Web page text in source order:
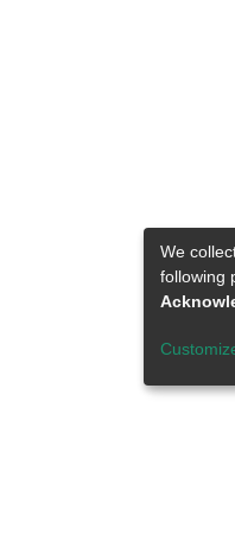
del programa, como
de los gobiernos de Lagos
relevantes que dan cuenta
en la formación tanto de la
por tanto un grado de
We
following